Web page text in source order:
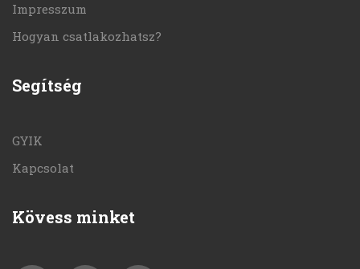
Impresszum
Hogyan csatlakozhatsz?
Segítség
GYIK
Kapcsolat
Kövess minket